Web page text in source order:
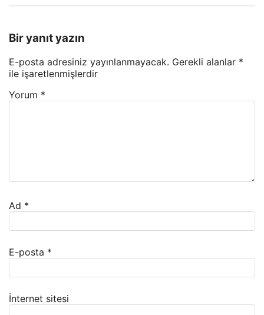
Bir yanıt yazın
E-posta adresiniz yayınlanmayacak. Gerekli alanlar *
ile işaretlenmişlerdir
Yorum *
Ad *
E-posta *
İnternet sitesi